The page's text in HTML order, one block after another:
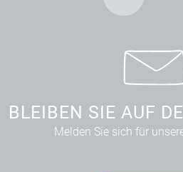
BLEIBEN SIE AUF
Melden Sie sich für